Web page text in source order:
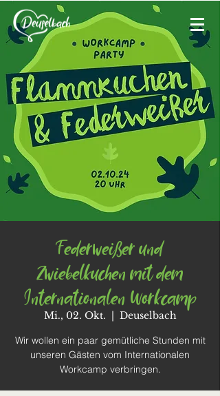
Federweißer und
Zwiebelkuchen mit dem
Internationalen Workcamp
Mi., 02. Okt.
  |
Deuselbach
Wir wollen ein paar gemütliche Stunden mit
unseren Gästen vom Internationalen
Workcamp verbringen.